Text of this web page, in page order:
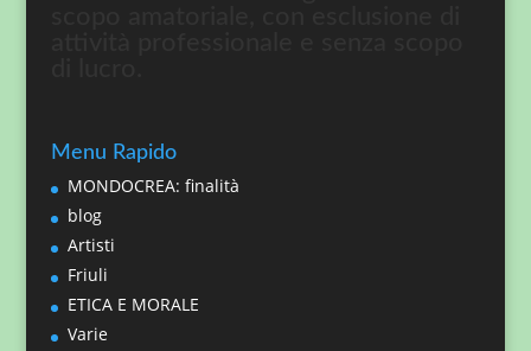
Menu Rapido
MONDOCREA: finalità
blog
Artisti
Friuli
ETICA E MORALE
Varie